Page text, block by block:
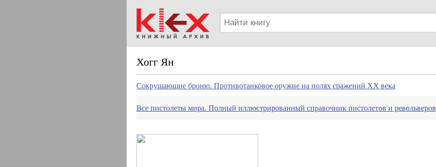
Хогг Ян
Сокрушающие броню. Противотанковое оружие на полях сражений XX века
Все пистолеты мира. Полный иллюстрированный справочник пистолетов и револьверов